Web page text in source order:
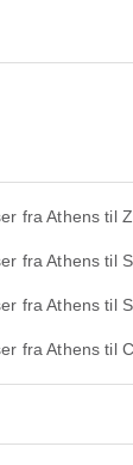
fra Athens til
fra Athens til
fra Athens til
fra Athens til